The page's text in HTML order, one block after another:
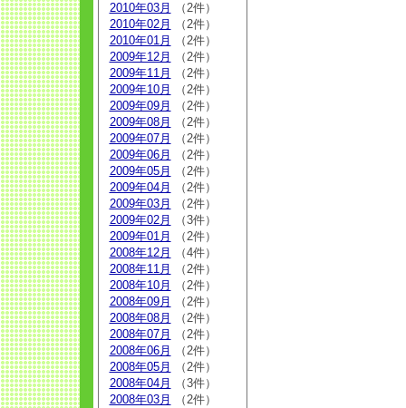
2010年03月
（2件）
2010年02月
（2件）
2010年01月
（2件）
2009年12月
（2件）
2009年11月
（2件）
2009年10月
（2件）
2009年09月
（2件）
2009年08月
（2件）
2009年07月
（2件）
2009年06月
（2件）
2009年05月
（2件）
2009年04月
（2件）
2009年03月
（2件）
2009年02月
（3件）
2009年01月
（2件）
2008年12月
（4件）
2008年11月
（2件）
2008年10月
（2件）
2008年09月
（2件）
2008年08月
（2件）
2008年07月
（2件）
2008年06月
（2件）
2008年05月
（2件）
2008年04月
（3件）
2008年03月
（2件）